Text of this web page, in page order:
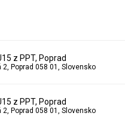
z PPT, Poprad
2, Poprad 058 01, Slovensko
z PPT, Poprad
2, Poprad 058 01, Slovensko